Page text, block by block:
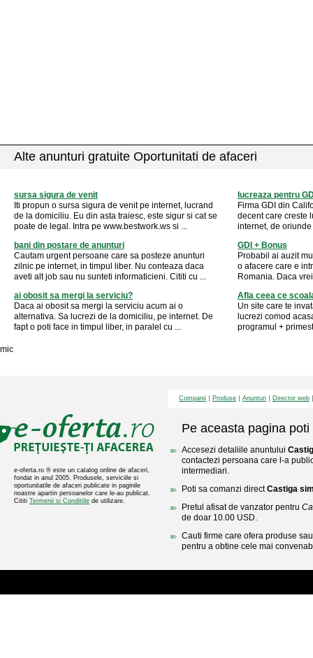
Alte anunturi gratuite Oportunitati de afaceri
sursa sigura de venit
Iti propun o sursa sigura de venit pe internet, lucrand
de la domiciliu. Eu din asta traiesc, este sigur si cat se
poate de legal. Intra pe www.bestwork.ws si ...
lucreaza pentru
Firma GDI din
decent care creste
internet, de
bani din postare de anunturi
Cautam urgent persoane care sa posteze anunturi
zilnic pe internet, in timpul liber. Nu conteaza daca
aveti alt job sau nu sunteti informaticieni. Cititi cu ...
GDI + Bonus
Probabil ai auzit
o afacere care e
Romania. Daca
ai obosit sa mergi la serviciu?
Daca ai obosit sa mergi la serviciu acum ai o
alternativa. Sa lucrezi de la domiciliu, pe internet. De
fapt o poti face in timpul liber, in paralel cu ...
Afla ceea ce
Un site care te
lucrezi comod
programul +
mic
e-oferta.ro ® este un catalog online de afaceri,
fondat in anul 2005. Produsele, serviciile si
oportunitatile de afaceri publicate in paginile
noastre apartin persoanelor care le-au publicat.
Cititi Termenii si Conditiile de utilizare.
Companii Produse Anunturi Director web
Pe aceasta pagina poti
Accesezi detaliile anuntului
contactezi persoana care l-a
intermediari.
Poti sa comanzi directCastiga
Pretul afisat de vanzator pentru
de doar 10.00 USD.
Cauti firme care ofera produse
pentru a obtine cele mai